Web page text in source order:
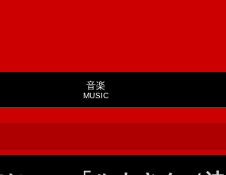
音楽
MUSIC